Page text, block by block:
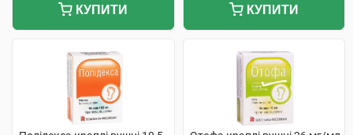
КУПИТИ КУПИТИ